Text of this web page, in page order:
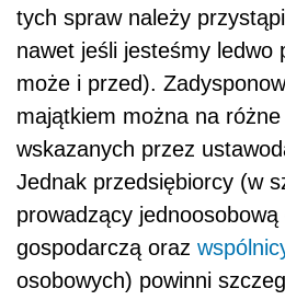
tych spraw należy
nawet jeśli jesteśmy ledwo
może i przed).
majątkiem można na
wskazanych przez
Jednak przedsiębiorcy (w
prowadzący jednoosobową
gospodarczą oraz
osobowych) powinni